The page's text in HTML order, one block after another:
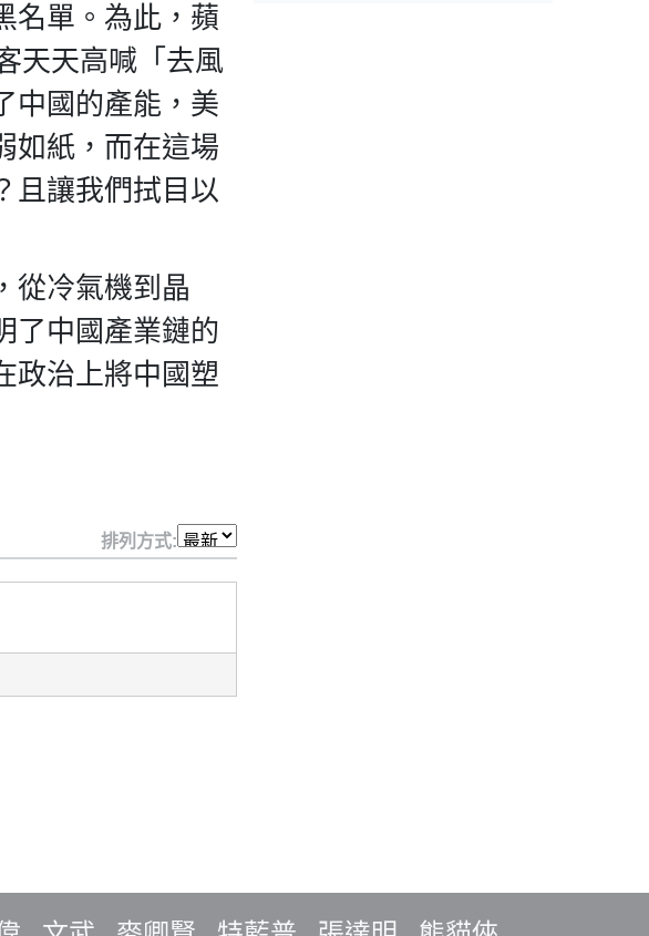
名單。為此，蘋
天天高喊「去風
中國的產能，美
如紙，而在這場
且讓我們拭目以
從冷氣機到晶
了中國產業鏈的
政治上將中國塑
排列方式: